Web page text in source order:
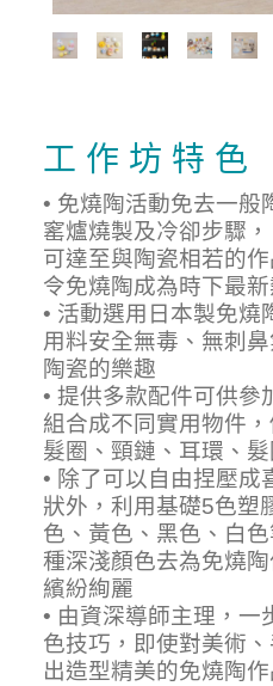
工 作 坊 特 色
• 免燒陶活動免去一般
窰爐燒製及冷卻步驟
可達至與陶瓷相若的
令免燒陶成為時下最
• 活動選用日本製免燒
用料安全無毒、無刺
陶瓷的樂趣
• 提供多款配件可供參
組合成不同實用物件
髮圈、頸鏈、耳環、
• 除了可以自由捏壓成
狀外，利用基礎5色塑
色、黃色、黑色、白
種深淺顏色去為免燒
繽紛絢麗
• 由資深導師主理，一
色技巧，即使對美術
出造型精美的免燒陶作